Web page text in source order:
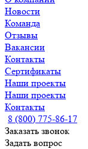
Новости
Команда
Отзывы
Вакансии
Контакты
Сертификаты
Наши проекты
Наши проекты
Контакты
8 (800) 775-86-17
Заказать звонок
Задать вопрос